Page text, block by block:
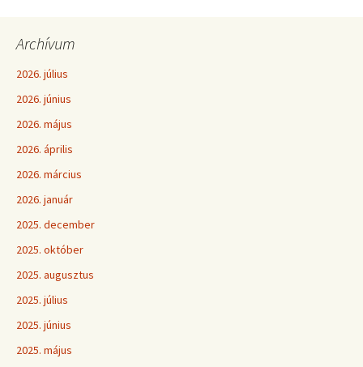
Archívum
2026. július
2026. június
2026. május
2026. április
2026. március
2026. január
2025. december
2025. október
2025. augusztus
2025. július
2025. június
2025. május